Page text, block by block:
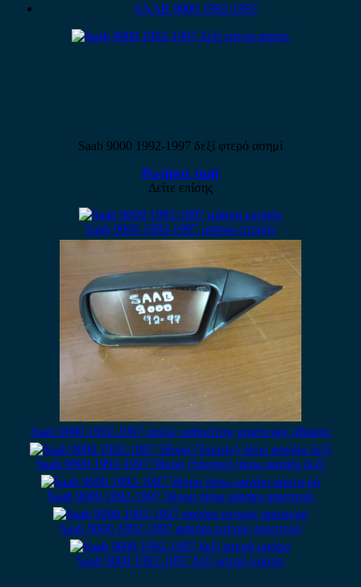
SAAB 9000 1992-1997
Saab 9000 1992-1997 δεξί φτερό ασημί
Ρωτήστε τιμή
Δείτε επίσης
Saab 9000 1992-1997 μάσκα εμπρός
Saab 9000 1992-1997 απλός καθρέπτης αριστερός άβαφος
Saab 9000 1992-1997 5θυρο (5πορτο) πίσω φανάρι δεξί
Saab 9000 1992-1997 5θυρο πίσω φανάρι αριστερό
Saab 9000 1992-1997 φανάρι εμπρός αριστερό
Saab 9000 1992-1997 δεξί φτερό μαύρο